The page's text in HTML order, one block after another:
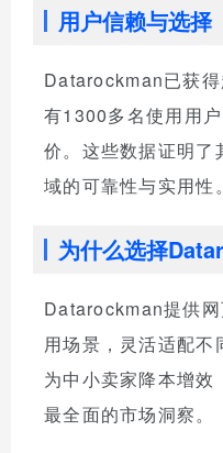
用户信赖与选择
Datarockman已获
有1300多名使用用
价。这些数据证明了
域的可靠性与实用性。
为什么选择
Datarockman提供
用场景，灵活适配
为中小卖家降本增效
最全面的市场洞察。